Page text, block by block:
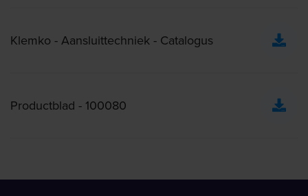
Klemko - Aansluittechniek - Catalogus
Productblad - 100080